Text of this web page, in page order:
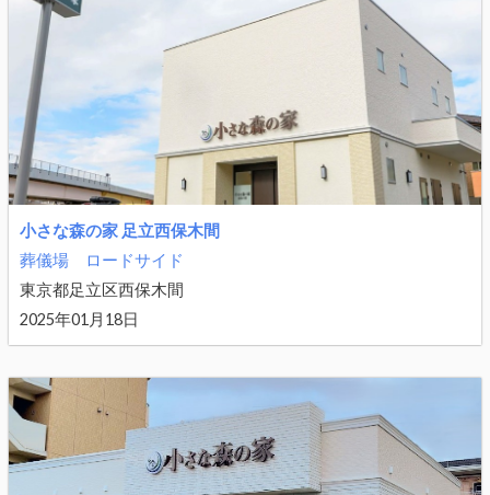
小さな森の家 足立西保木間
葬儀場
ロードサイド
東京都足立区西保木間
2025年01月18日